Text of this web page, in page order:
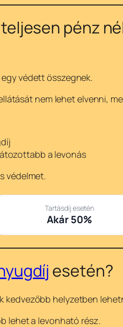
pénz
védett összegnek.
nem lehet elvenni,
a levonás
védelmet.
Tartásdíj esetén
Akár 50%
esetén?
kedvezőbb helyzetben
lehet a levonható rész.